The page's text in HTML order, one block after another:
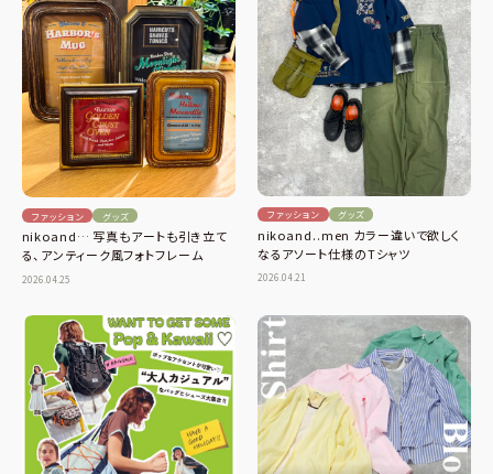
ファッション グッズ
nikoand… 写真もアートも引き立て
る、アンティーク風フォトフレーム
2026.04.25
ファッション グッズ
nikoand..men カラー違いで欲しく
なるアソート仕様のTシャツ
2026.04.21